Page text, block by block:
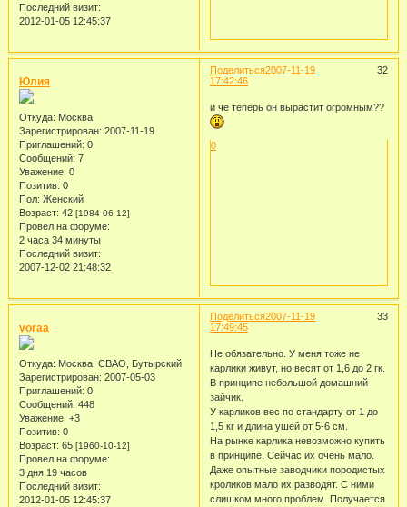
Последний визит:
2012-01-05 12:45:37
Поделиться 32
2007-11-19
17:42:46
Юлия
Откуда: Москва
Зарегистрирован: 2007-11-19
Приглашений: 0
Сообщений: 7
Уважение: 0
Позитив: 0
Пол: Женский
Возраст: 42 [1984-06-12]
Провел на форуме:
2 часа 34 минуты
Последний визит:
2007-12-02 21:48:32
и че теперь он вырастит огромным??
0
Поделиться 33
2007-11-19
17:49:45
voraa
Откуда: Москва, СВАО, Бутырский
Зарегистрирован: 2007-05-03
Приглашений: 0
Сообщений: 448
Уважение: +3
Позитив: 0
Возраст: 65 [1960-10-12]
Провел на форуме:
3 дня 19 часов
Последний визит:
2012-01-05 12:45:37
Не обязательно. У меня тоже не
карлики живут, но весят от 1,6 до 2 гк.
В принципе небольшой домашний
зайчик.
У карликов вес по стандарту от 1 до
1,5 кг и длина ушей от 5-6 см.
На рынке карлика невозможно купить
в принципе. Сейчас их очень мало.
Даже опытные заводчики породистых
кроликов мало их разводят. С ними
слишком много проблем. Получается